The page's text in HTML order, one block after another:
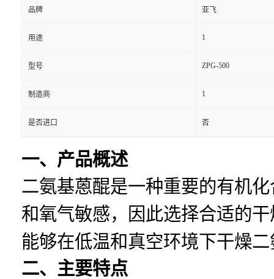
品牌 亚飞
用途 1
型号 ZPG-500
制造商 1
是否进口 否
一、产品概述
二氨基蒽醌是一种重要的有机
和氧气敏感，因此选择合适的
能够在低温和真空环境下干燥
二、主要特点